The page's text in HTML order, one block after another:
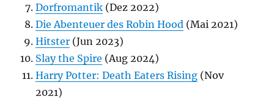
Dorfromantik (Dez 2022)
Die Abenteuer des Robin Hood (Mai 2021)
Hitster (Jun 2023)
Slay the Spire (Aug 2024)
Harry Potter: Death Eaters Rising (Nov
2021)